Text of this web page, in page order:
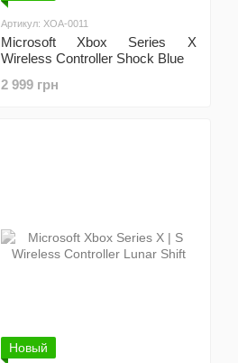
Артикул: XOA-0011
Microsoft Xbox Series X
Wireless Controller Shock Blue
2 999 грн
Новый